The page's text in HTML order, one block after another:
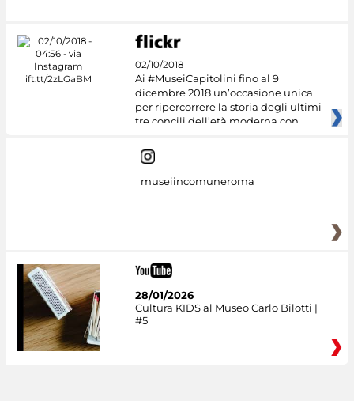
02/10/2018
Ai #MuseiCapitolini fino al 9
dicembre 2018 un’occasione unica
per ripercorrere la storia degli ultimi
tre concili dell’età moderna con
museiincomuneroma
28/01/2026
Cultura KIDS al Museo Carlo Bilotti |
#5